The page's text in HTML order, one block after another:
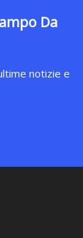
Da
notizie e